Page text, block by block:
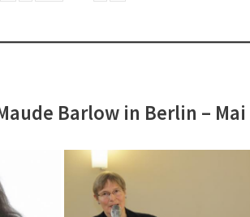
Barlow in Berlin – Mai